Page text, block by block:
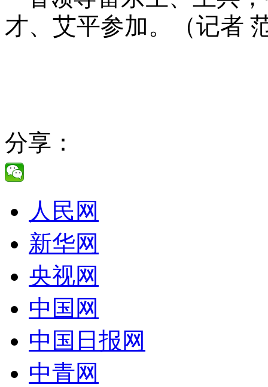
才、艾平参加。
（记者
分享：
人民网
新华网
央视网
中国网
中国日报网
中青网